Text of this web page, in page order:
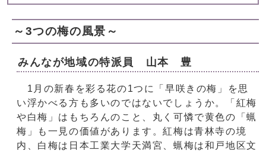
～3つの梅の風景～
みんなが地域の特派員 山本 豊
1月の新春を彩る花の1つに「早咲きの梅」を思
い浮かべる方も多いのではないでしょうか。「紅梅
や白梅」はもちろんのこと、丸く可憐で黄色の「蝋
梅」も一見の価値があります。紅梅は青林寺の境
内、白梅は日本工業大学天満宮、蝋梅は和戸地区文